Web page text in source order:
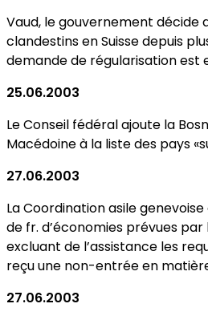
Vaud, le gouvernement décide
clandestins en Suisse depuis
demande de régularisation est
25.06.2003
Le Conseil fédéral ajoute la
Macédoine à la liste des pays
27.06.2003
La Coordination asile
de fr. d’économies prévues
excluant de l’assistance les
reçu une non-entrée en
27.06.2003